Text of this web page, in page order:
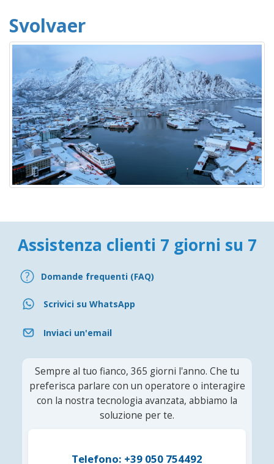
Svolvaer
Assistenza clienti 7 giorni su 7
Domande frequenti (FAQ)
Scrivici su WhatsApp
Inviaci un'email
Sempre al tuo fianco, 365 giorni l'anno. Che tu
preferisca parlare con un operatore o interagire
con la nostra tecnologia avanzata, abbiamo la
soluzione per te.
Telefono: +39 050 754492